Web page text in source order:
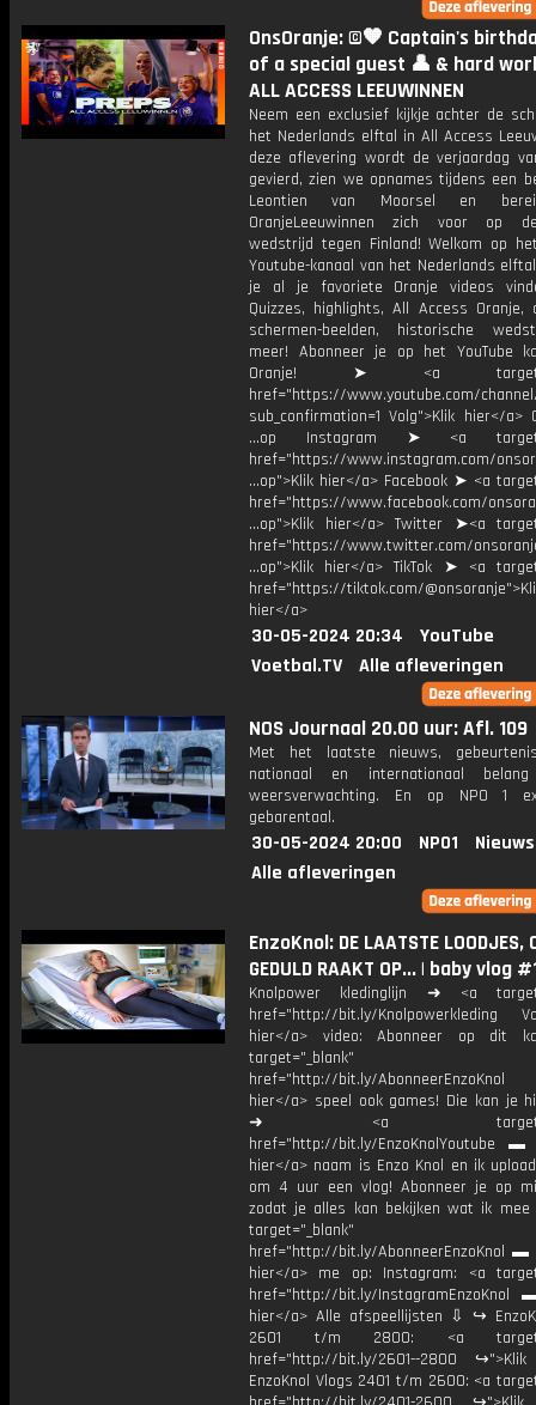
OnsOranje: ©️🧡 Captain's
of a special guest 👤 & hard
ALL ACCESS LEEUWINNEN
Neem een exclusief kijkje achter de
het Nederlands elftal in All Access
deze aflevering wordt de verjaardag
gevierd, zien we opnames tijdens een
Leontien van Moorsel en
OranjeLeeuwinnen zich voor op
wedstrijd tegen Finland! Welkom op
Youtube-kanaal van het Nederlands
je al je favoriete Oranje videos
Quizzes, highlights, All Access Oranje,
schermen-beelden, historische
meer! Abonneer je op het YouTube
Oranje! ➤ <a
href="https://www.youtube.com/channel/
sub_confirmation=1 Volg">Klik hier</a>
...op Instagram ➤ <a
href="https://www.instagram.com/
...op">Klik hier</a> Facebook ➤ <a
href="https://www.facebook.com/
...op">Klik hier</a> Twitter ➤<a
href="https://www.twitter.com/
...op">Klik hier</a> TikTok ➤ <a
href="https://tiktok.com/
hier</a>
30-05-2024 20:34
YouTube
Voetbal.TV
Alle afleveringen
NOS Journaal 20.00 uur: Afl. 109
Met het laatste nieuws,
nationaal en internationaal
weersverwachting. En op NPO 1
gebarentaal.
30-05-2024 20:00 NPO1
Alle afleveringen
EnzoKnol: DE LAATSTE LOODJES,
GEDULD RAAKT OP... | baby vlog
Knolpower kledinglijn ➜ <a
href="http://bit.ly/Knolpowerkleding
hier</a> video: Abonneer op dit
target="_blank"
href="http://bit.ly/
hier</a> speel ook games! Die kan je
➜ <a
href="http://bit.ly/EnzoKnolYoutube ▬
hier</a> naam is Enzo Knol en ik
om 4 uur een vlog! Abonneer je op
zodat je alles kan bekijken wat ik mee
target="_blank"
href="http://bit.ly/AbonneerEnzoKnol ▬
hier</a> me op: Instagram: <a
href="http://bit.ly/InstagramEnzoKnol
hier</a> Alle afspeellijsten ⇩ ↪
2601 t/m 2800: <a
href="http://bit.ly/2601--2800
EnzoKnol Vlogs 2401 t/m 2600: <a